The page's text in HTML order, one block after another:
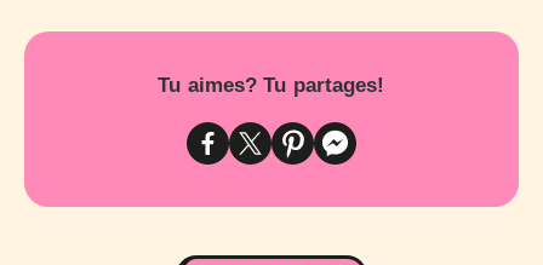
Tu aimes? Tu partages!